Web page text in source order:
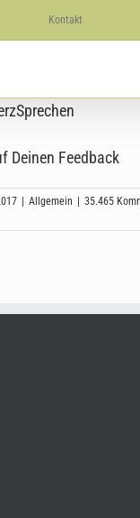
Kontakt
Deinen Feedback
Allgemein
35.465